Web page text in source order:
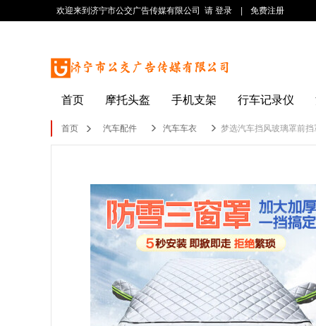
欢迎来到济宁市公交广告传媒有限公司 请 登录 免费注册
首页 摩托头盔 手机支架 行车记录仪
首页 汽车配件 汽车车衣